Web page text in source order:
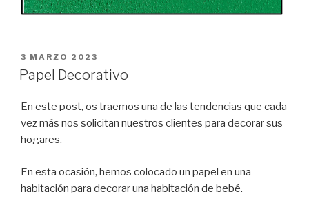
PUBLICADO
EL
3 MARZO 2023
Papel Decorativo
En este post, os traemos una de las tendencias que cada
vez más nos solicitan nuestros clientes para decorar sus
hogares.
En esta ocasión, hemos colocado un papel en una
habitación para decorar una habitación de bebé.